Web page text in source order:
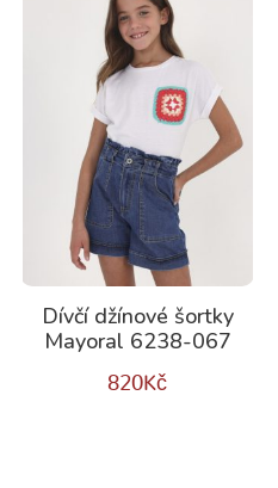
Dívčí džínové šortky
Mayoral 6238-067
820Kč